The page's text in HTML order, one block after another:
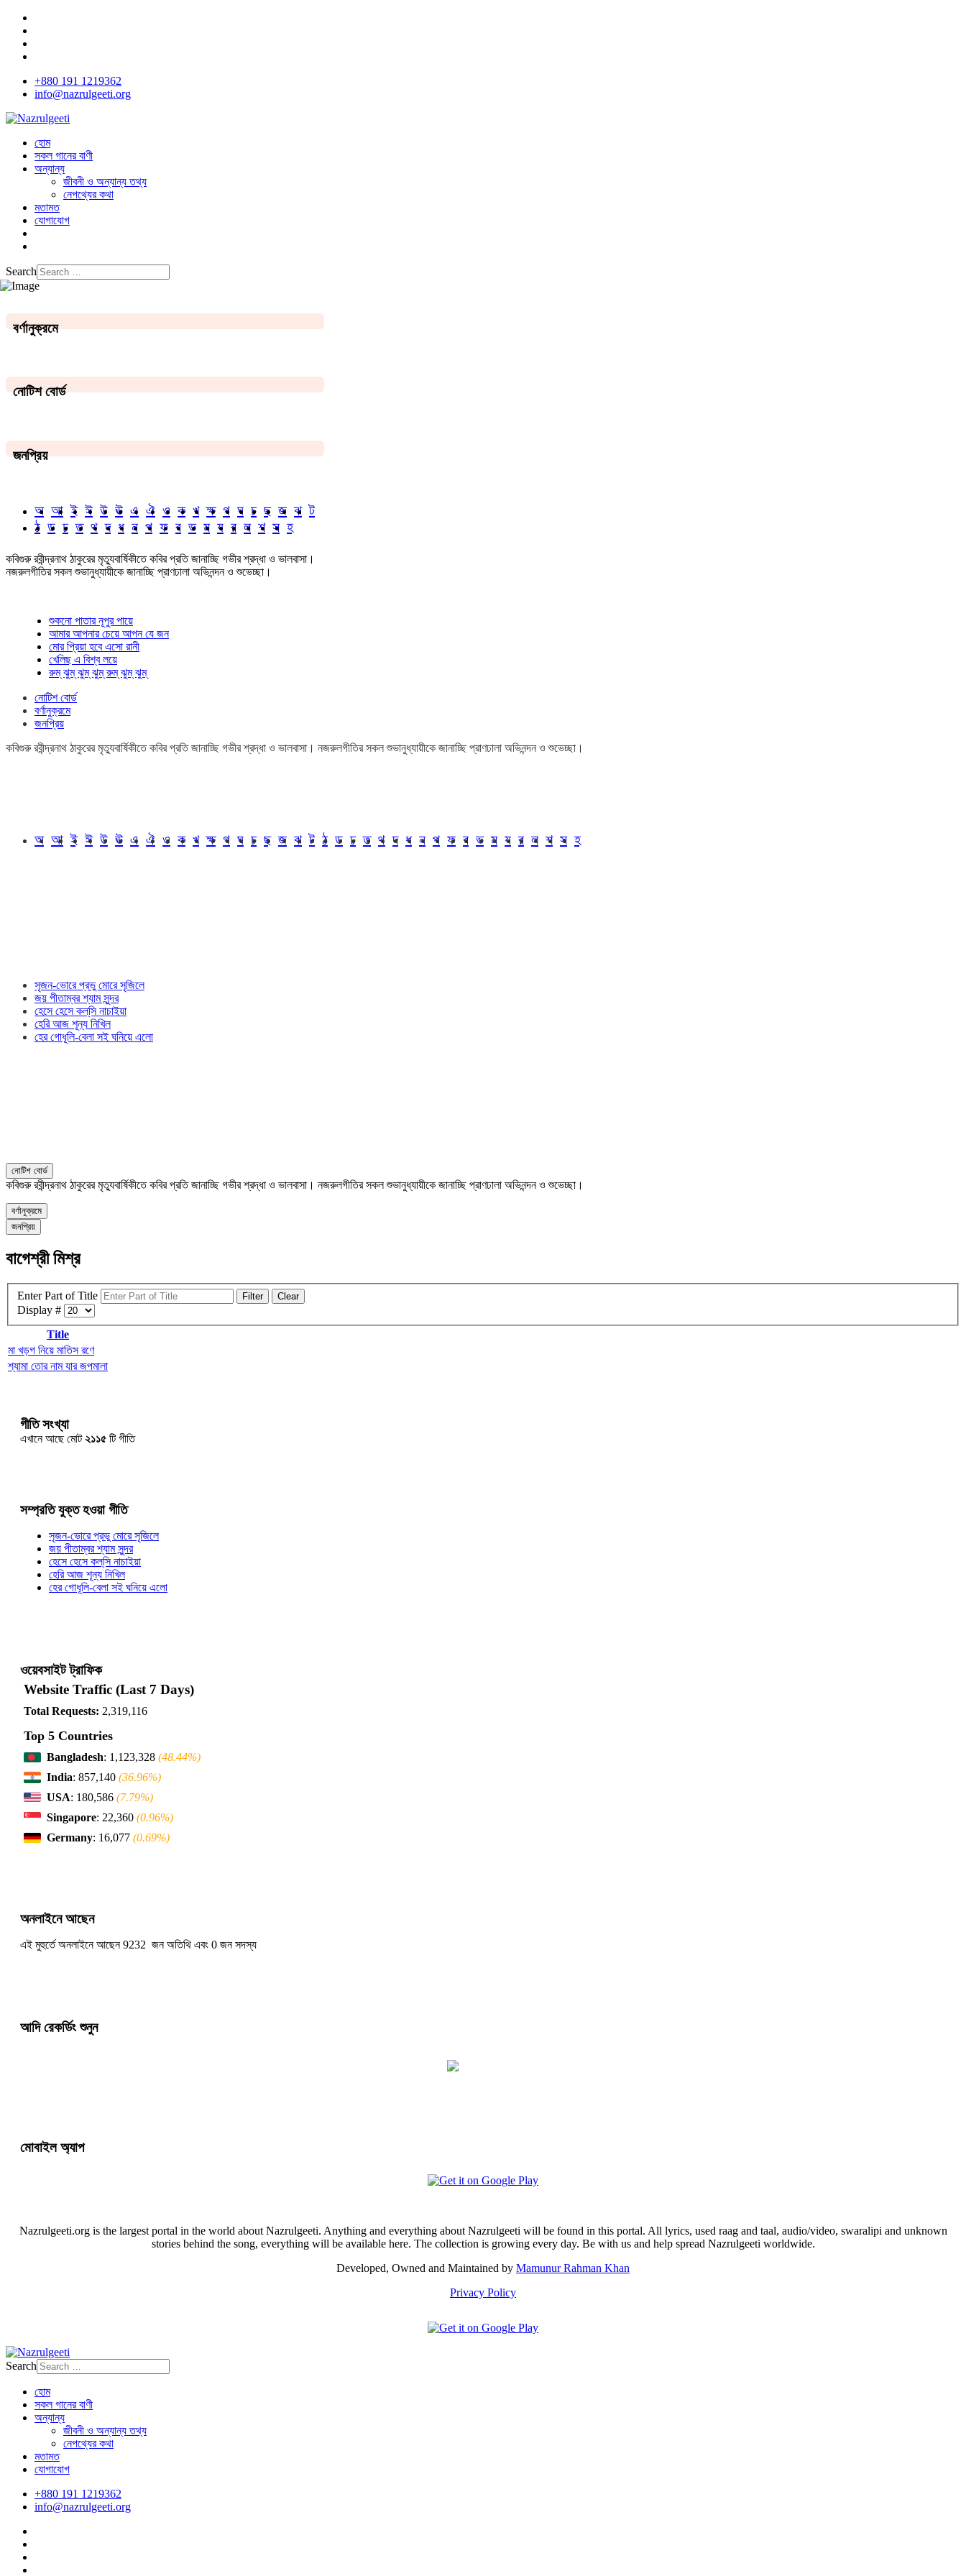
+880 191 1219362
info@nazrulgeeti.org
হোম
সকল গানের বাণী
অন্যান্য
জীবনী ও অন্যান্য তথ্য
নেপথ্যের কথা
মতামত
যোগাযোগ
Search
বর্ণানুক্রমে
নোটিশ বোর্ড
জনপ্রিয়
অ আ ই ঈ উ ঊ এ ঐ ও ক খ ক্ষ গ ঘ চ ছ জ ঝ ট
ঠ ড ঢ ত থ দ ধ ন প ফ ব ভ ম য র ল শ স হ
কবিগুরু রবীন্দ্রনাথ ঠাকুরের মৃত্যুবার্ষিকীতে কবির প্রতি জানাচ্ছি গভীর শ্রদ্ধা ও ভালবাসা।
নজরুলগীতির সকল শুভানুধ্যায়ীকে জানাচ্ছি প্রাণঢালা অভিনন্দন ও শুভেচ্ছা।
শুকনো পাতার নূপুর পায়ে
আমার আপনার চেয়ে আপন যে জন
মোর প্রিয়া হবে এসো রানী
খেলিছ এ বিশ্ব লয়ে
রুম্ ঝুম্ ঝুম্ ঝুম্ রুম্ ঝুম্ ঝুম্
নোটিশ বোর্ড
বর্ণানুক্রমে
জনপ্রিয়
কবিগুরু রবীন্দ্রনাথ ঠাকুরের মৃত্যুবার্ষিকীতে কবির প্রতি জানাচ্ছি গভীর শ্রদ্ধা ও ভালবাসা। নজরুলগীতির সকল শুভানুধ্যায়ীকে জানাচ্ছি প্রাণঢালা অভিনন্দন ও শুভেচ্ছা।
অ আ ই ঈ উ ঊ এ ঐ ও ক খ ক্ষ গ ঘ চ ছ জ ঝ ট ঠ ড ঢ ত থ দ ধ ন প ফ ব ভ ম য র ল শ স হ
সৃজন-ভোরে প্রভু মোরে সৃজিলে
জয় পীতাম্বর শ্যাম সুন্দর
হেসে হেসে কল্‌সি নাচাইয়া
হেরি আজ শূন্য নিখিল
হের গোধূলি-বেলা সই ঘনিয়ে এলো
নোটিশ বোর্ড
কবিগুরু রবীন্দ্রনাথ ঠাকুরের মৃত্যুবার্ষিকীতে কবির প্রতি জানাচ্ছি গভীর শ্রদ্ধা ও ভালবাসা। নজরুলগীতির সকল শুভানুধ্যায়ীকে জানাচ্ছি প্রাণঢালা অভিনন্দন ও শুভেচ্ছা।
বর্ণানুক্রমে
জনপ্রিয়
বাগেশ্রী মিশ্র
Enter Part of Title Filter Clear
Display #
Title
মা খড়গ নিয়ে মাতিস রণে
শ্যামা তোর নাম যার জপমালা
গীতি সংখ্যা
এখানে আছে মোট২১১৫ টি গীতি
সম্প্রতি যুক্ত হওয়া গীতি
সৃজন-ভোরে প্রভু মোরে সৃজিলে
জয় পীতাম্বর শ্যাম সুন্দর
হেসে হেসে কল্‌সি নাচাইয়া
হেরি আজ শূন্য নিখিল
হের গোধূলি-বেলা সই ঘনিয়ে এলো
ওয়েবসাইট ট্রাফিক
Website Traffic (Last 7 Days)
Total Requests: 2,319,116
Top 5 Countries
Bangladesh: 1,123,328 (48.44%)
India: 857,140 (36.96%)
USA: 180,586 (7.79%)
Singapore: 22,360 (0.96%)
Germany: 16,077 (0.69%)
অনলাইনে আছেন
এই মুহুর্তে অনলাইনে আছেন 9232 জন অতিথি এবং 0 জন সদস্য
আদি রেকর্ডিং শুনুন
মোবাইল অ্যাপ
Nazrulgeeti.org is the largest portal in the world about Nazrulgeeti. Anything and everything about Nazrulgeeti will be found in this portal. All lyrics, used raag and taal, audio/video, swaralipi and unknown
stories behind the song, everything will be available here. The collection is growing every day. Be with us and help spread Nazrulgeeti worldwide.
Developed, Owned and Maintained by Mamunur Rahman Khan
Privacy Policy
Search
হোম
সকল গানের বাণী
অন্যান্য
জীবনী ও অন্যান্য তথ্য
নেপথ্যের কথা
মতামত
যোগাযোগ
+880 191 1219362
info@nazrulgeeti.org